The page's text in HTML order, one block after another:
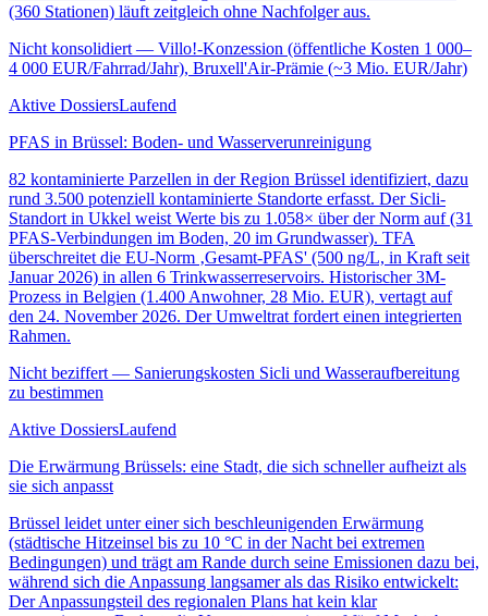
(360 Stationen) läuft zeitgleich ohne Nachfolger aus.
Nicht konsolidiert — Villo!-Konzession (öffentliche Kosten 1 000–
4 000 EUR/Fahrrad/Jahr), Bruxell'Air-Prämie (~3 Mio. EUR/Jahr)
Aktive DossiersLaufend
PFAS in Brüssel: Boden- und Wasserverunreinigung
82 kontaminierte Parzellen in der Region Brüssel identifiziert, dazu
rund 3.500 potenziell kontaminierte Standorte erfasst. Der Sicli-
Standort in Ukkel weist Werte bis zu 1.058× über der Norm auf (31
PFAS-Verbindungen im Boden, 20 im Grundwasser). TFA
überschreitet die EU-Norm ‚Gesamt-PFAS' (500 ng/L, in Kraft seit
Januar 2026) in allen 6 Trinkwasserreservoirs. Historischer 3M-
Prozess in Belgien (1.400 Anwohner, 28 Mio. EUR), vertagt auf
den 24. November 2026. Der Umweltrat fordert einen integrierten
Rahmen.
Nicht beziffert — Sanierungskosten Sicli und Wasseraufbereitung
zu bestimmen
Aktive DossiersLaufend
Die Erwärmung Brüssels: eine Stadt, die sich schneller aufheizt als
sie sich anpasst
Brüssel leidet unter einer sich beschleunigenden Erwärmung
(städtische Hitzeinsel bis zu 10 °C in der Nacht bei extremen
Bedingungen) und trägt am Rande durch seine Emissionen dazu bei,
während sich die Anpassung langsamer als das Risiko entwickelt:
Der Anpassungsteil des regionalen Plans hat kein klar